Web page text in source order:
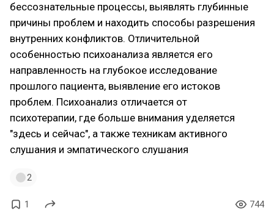
бессознательные процессы, выявлять глубинные
причины проблем и находить способы разрешения
внутренних конфликтов. Отличительной
особенностью психоанализа является его
направленность на глубокое исследование
прошлого пациента, выявление его истоков
проблем. Психоанализ отличается от
психотерапии, где больше внимания уделяется
"здесь и сейчас", а также техникам активного
слушания и эмпатического слушания
2
1 744